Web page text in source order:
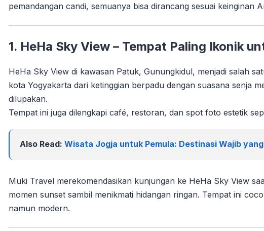
pemandangan candi, semuanya bisa dirancang sesuai keinginan
1. HeHa Sky View – Tempat Paling Ikonik
HeHa Sky View di kawasan Patuk, Gunungkidul, menjadi salah
kota Yogyakarta dari ketinggian berpadu dengan suasana senja
dilupakan.
Tempat ini juga dilengkapi café, restoran, dan spot foto estetik
Also Read: Wisata Jogja untuk Pemula: Destinasi Wajib
Muki Travel merekomendasikan kunjungan ke HeHa Sky View
momen sunset sambil menikmati hidangan ringan. Tempat ini
namun modern.